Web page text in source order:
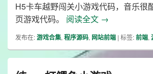
H5卡车越野闯关小游戏代码，音乐很
页游戏代码。 阅读全文 H5卡车越野闯
→
发布在:游戏合集, 程序源码, 网站前端 | 标签:前端,